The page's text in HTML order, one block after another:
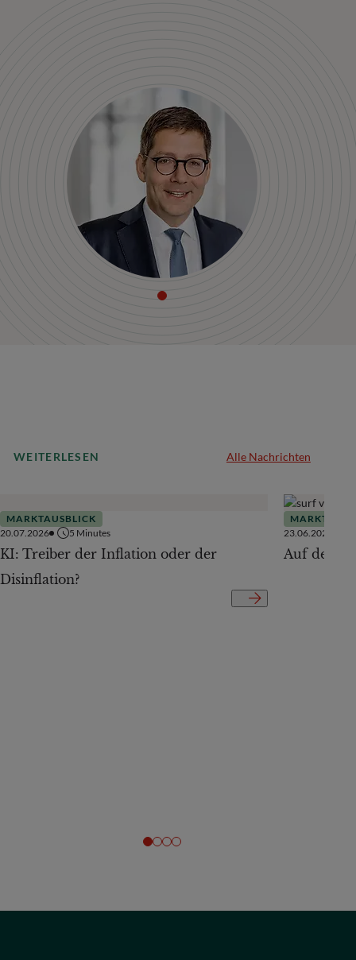
WEITERLESEN Alle Nachrichten
MARKTAUSBLICK
20.07.2026
5 Minutes
KI: Treiber der Inflation oder der
Disinflation?
23.06.2026
Auf der